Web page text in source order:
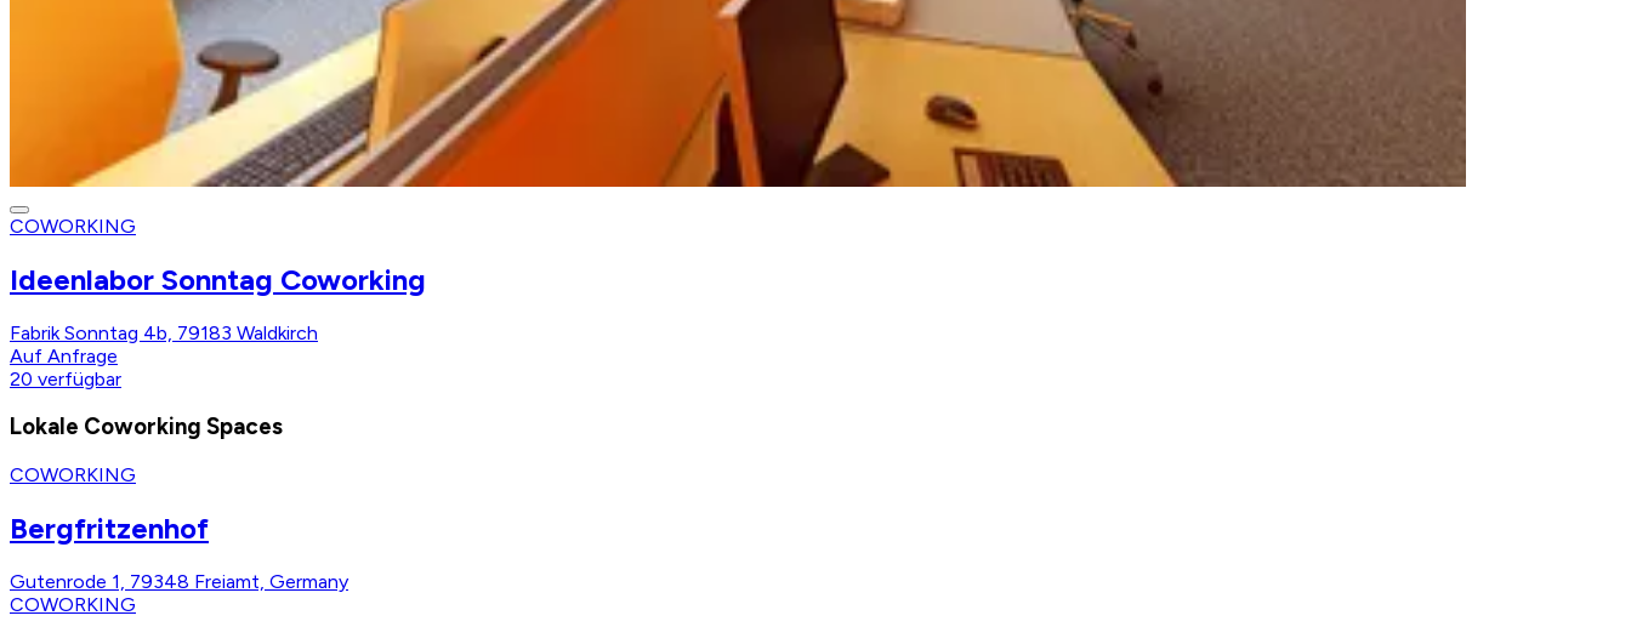
COWORKING
Ideenlabor Sonntag Coworking
Fabrik Sonntag 4b, 79183 Waldkirch
Auf Anfrage
20 verfügbar
Lokale Coworking Spaces
COWORKING
Bergfritzenhof
Gutenrode 1, 79348 Freiamt, Germany
COWORKING